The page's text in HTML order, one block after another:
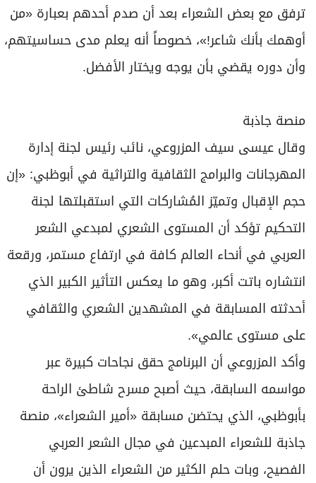
ترفق مع بعض الشعراء بعد أن صدم أحدهم بعبارة «من
أوهمك بأنك شاعر!»، خصوصاً أنه يعلم مدى حساسيتهم،
وأن دوره يقضي بأن يوجه ويختار الأفضل.
منصة جاذبة
وقال عيسى سيف المزروعي، نائب رئيس لجنة إدارة
المهرجانات والبرامج الثقافية والتراثية في أبوظبي: «إن
حجم الإقبال وتميّز المُشاركات التي استقبلتها لجنة
التحكيم تؤكد أن المستوى الشعري لمبدعي الشعر
العربي في أنحاء العالم كافة في ارتفاع مستمر، ورقعة
انتشاره باتت أكبر، وهو ما يعكس التأثير الكبير الذي
أحدثته المسابقة في المشهدين الشعري والثقافي
على مستوى عالمي».
وأكد المزروعي أن البرنامج حقق نجاحات كبيرة عبر
مواسمه السابقة، حيث أصبح مسرح شاطئ الراحة
بأبوظبي، الذي يحتضن مسابقة «أمير الشعراء»، منصة
جاذبة للشعراء المبدعين في مجال الشعر العربي
الفصيح، وبات حلم الكثير من الشعراء الذين يرون أن